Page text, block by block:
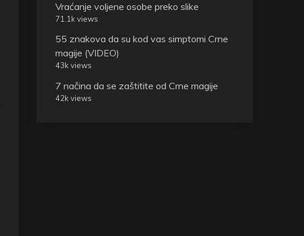
Vraćanje voljene osobe preko slike
71.1k views
55 znakova da su kod vas simptomi Crne
magije (VIDEO)
43k views
7 načina da se zaštitite od Crne magije
42k views